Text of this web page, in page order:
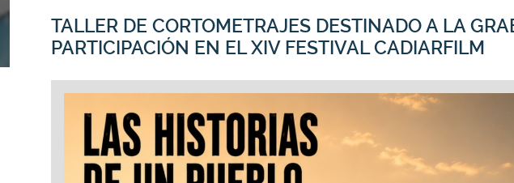
TALLER DE CORTOMETRAJES DESTINADO A LA
PARTICIPACIÓN EN EL XIV FESTIVAL CADIARFILM